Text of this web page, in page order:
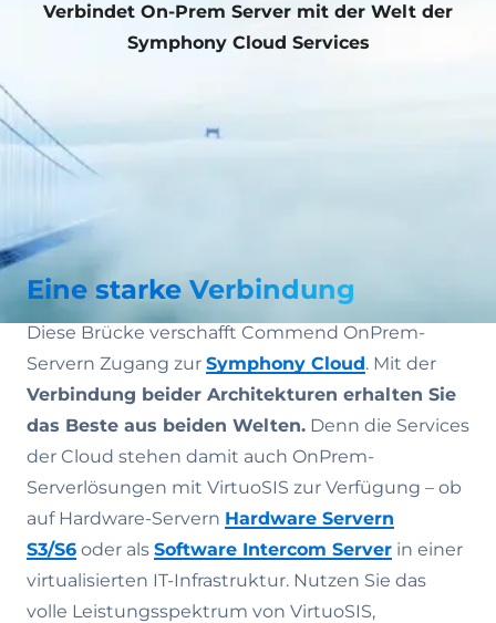
Verbindet On-Prem Server mit der Welt der
Symphony Cloud Services
Eine starke Verbindung
Diese Brücke verschafft Commend OnPrem-
Servern Zugang zur Symphony Cloud. Mit der
Verbindung beider Architekturen erhalten Sie
das Beste aus beiden Welten. Denn die Services
der Cloud stehen damit auch OnPrem-
Serverlösungen mit VirtuoSIS zur Verfügung – ob
auf Hardware-Servern Hardware Servern
S3/S6 oder als Software Intercom Server in einer
virtualisierten IT-Infrastruktur. Nutzen Sie das
volle Leistungsspektrum von VirtuoSIS,